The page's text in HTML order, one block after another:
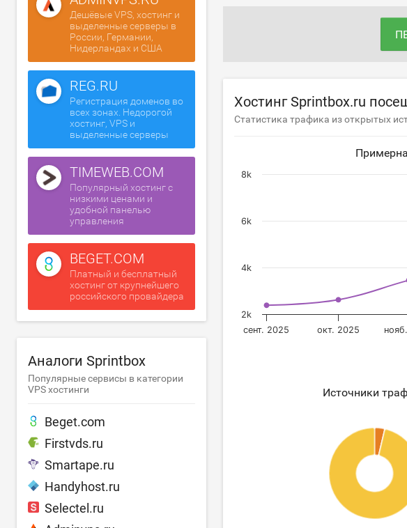
Хостинг Sprintbox.ru
Статистика трафика из открытых
сент. 2025 окт. 2025
2k
4k
6k
8k
Источники
Дешёвые VPS, хостинг и
выделенные серверы в
России, Германии,
Нидерландах и США
REG.RU
Регистрация доменов во
всех зонах. Недорогой
хостинг, VPS и
выделенные серверы
TIMEWEB.COM
Популярный хостинг с
низкими ценами и
удобной панелью
управления
BEGET.COM
Платный и бесплатный
хостинг от крупнейшего
российского провайдера
Аналоги Sprintbox
Популярные сервисы в категории
VPS хостинги
Beget.com
Firstvds.ru
Smartape.ru
Handyhost.ru
Selectel.ru